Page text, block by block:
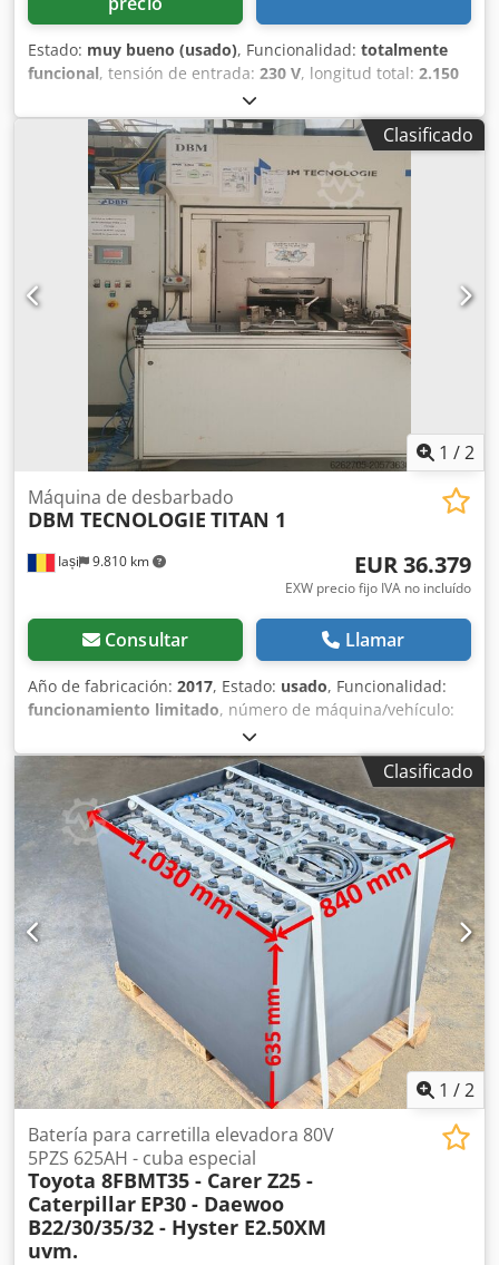
Estado: muy bueno (usado), Funcionalidad: totalmente
funcional, tensión de entrada: 230 V, longitud total: 2.150
, año de la última revisión:
altura total:700 mm, Certificado DGUV hasta:09/2027,
ancho de cinta transportadora:350 mm, frecuencia de
entrada:50 Hz, Equipamiento:chasis, bm TEC Cinta
transportadora para masa, modelo largo Ancho de la cinta:
350 mm Velocidad de la cinta: ajustable de forma continua
Fabricada en acero inoxidable Incluye certificado DGUV V3
Dimensiones aproximadas: 2150 x 550 x 700 mm (ancho x
profundidad x alto) Cjdpfx Ahsy Ik Aro Uorf Conexión: 230 V
Equipo usado, limpiado y revisado según los estándares
SAB ¡Visite nuestra amplia exposición!
Clasificado
1 /2
Iași 9.810 km
Máquina de desbarbado
DBM TECNOLOGIE TITAN 1
EUR 36.379
EXW precio fijo IVA no incluído
Consultar Llamar
Año de fabricación: 2017, Estado: usado, Funcionalidad:
funcionamiento limitado, número de máquina/vehículo:
, Características técnicas: ⚙️ Especificaciones
principales Atributo Valor Tecnología: Desbarbado por
chorro de agua a alta presión Presión máxima: Hasta 1000
bar Materiales procesados: Hierro fundido, aluminio, acero
Tipo de máquina: Mesa rotativa o túnel con avance paso a
paso Automatización: Brazo robótico con secuencia
programable: ¡Staubli TX60 totalmente reacondicionado!
Material de la tobera: Aleación de larga duración
Construcción: Acero inoxidable AISI 304 Manipulación de
pieza: Sujeción mecánica en palets personalizados
Tratamiento de agua: Sistema integrado de desengrase y
filtración 🧰 Prestaciones y capacidades Credpfx Asxx Nq
Tsh Uof Desbarbado y enjuague: Elimina rebabas sueltas y
virutas incrustadas, incluso en taladros cruzados.
Programación flexible: Admite varias geometrías de piezas
y volúmenes de producción. Integración robótica: Tobera
montada en robots antropomórficos para un
direccionamiento preciso. Diseño modular: Configurable
para distintas disposiciones y objetivos de productividad.
Funcionamiento ecológico: Limpieza a base de agua con
larga vida útil del baño mediante filtración.
Carga/descarga: Mesa manual con posibilidad de 2
estaciones de trabajo operando en paralelo con
Clasificado
1 /2
Batería para carretilla elevadora 80V
5PZS 625AH - cuba especial
Toyota 8FBMT35 - Carer Z25 -
Caterpillar EP30 - Daewoo
B22/30/35/32 - Hyster E2.50XM
uvm.